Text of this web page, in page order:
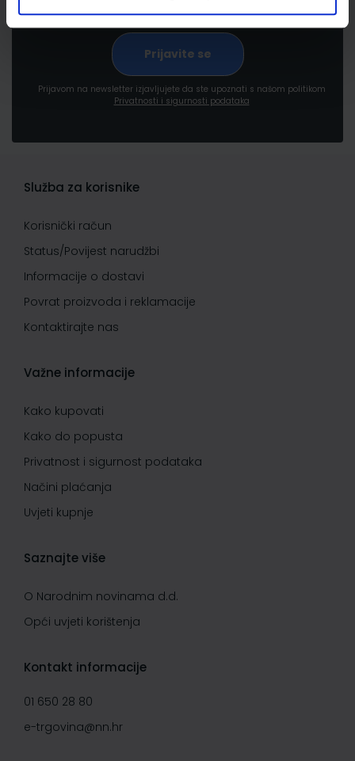
Prijavom na newsletter izjavljujete da ste upoznati s našom politikom
Privatnosti i sigurnosti podataka
Služba za korisnike
Korisnički račun
Status/Povijest narudžbi
Informacije o dostavi
Povrat proizvoda i reklamacije
Kontaktirajte nas
Važne informacije
Kako kupovati
Kako do popusta
Privatnost i sigurnost podataka
Načini plaćanja
Uvjeti kupnje
Saznajte više
O Narodnim novinama d.d.
Opći uvjeti korištenja
Kontakt informacije
01 650 28 80
e-trgovina@nn.hr